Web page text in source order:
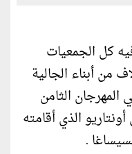
كل الجمعيات
من أبناء الجالية
المهرجان الثامن
الذي أقامته
.